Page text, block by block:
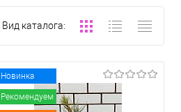
Вид каталога:
Новинка
Рекомендуем